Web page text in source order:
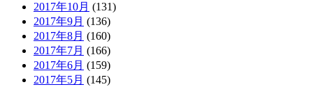
2017年10月 (131)
2017年9月 (136)
2017年8月 (160)
2017年7月 (166)
2017年6月 (159)
2017年5月 (145)